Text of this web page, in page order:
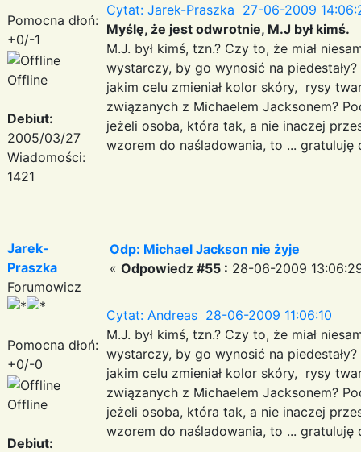
Pomocna dłoń:
+0/-1
Offline
Debiut:
2005/03/27
Wiadomości:
1421
Cytat: Jarek-Praszka 27-06-2009
Myślę, że jest odwrotnie, M.J był kimś.
M.J. był kimś, tzn.? Czy to, że miał
wystarczy, by go wynosić na
jakim celu zmieniał kolor skóry, rysy
związanych z Michaelem Jacksonem?
jeżeli osoba, która tak, a nie inaczej
wzorem do naśladowania, to ...
Jarek-
Praszka
Forumowicz
Pomocna dłoń:
+0/-0
Offline
Debiut:
Odp: Michael Jackson nie żyje
« Odpowiedz #55 : 28-06-2009
Cytat: Andreas 28-06-2009 11:06:10
M.J. był kimś, tzn.? Czy to, że miał
wystarczy, by go wynosić na
jakim celu zmieniał kolor skóry, rysy
związanych z Michaelem Jacksonem?
jeżeli osoba, która tak, a nie inaczej
wzorem do naśladowania, to ...